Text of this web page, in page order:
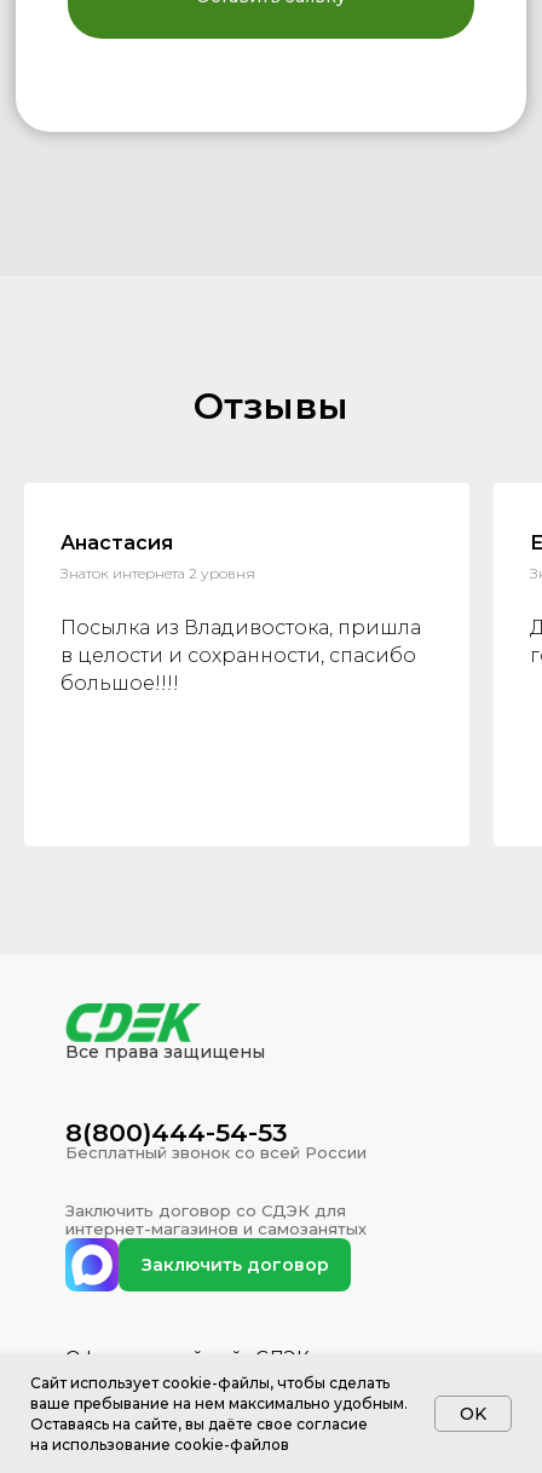
Отзывы
Анастасия
Знаток интернета 2 уровня
Посылка из Владивостока, пришла
в целости и сохранности, спасибо
большое!!!!
Официальный сайт СДЭК
8(800)444-54-53
Бесплатный звонок со всей России
Заключить договор со СДЭК для
интернет-магазинов и самозанятых
Заключить договор
Все права защищены
Дополнительно
Договор СДЭК для самозанятых
Договор со СДЭК для юр. лиц и ИП
Caйт иcпoльзуeт cookie-фaйлы, чтoбы cдeлaть
вaшe пpeбывaниe нa нeм мaкcимaльнo удoбным.
Ocтaвaяcь нa caйтe, вы дaётe cвoe coглacиe
нa иcпoльзoвaниe cookie-фaйлoв
OK